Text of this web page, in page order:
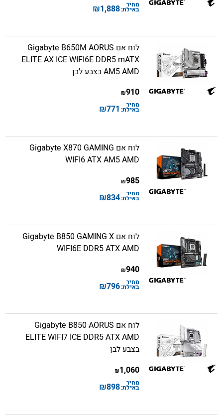
מחיר
באילת:1,888
₪
לוח אם Gigabyte B650M AORUS
ELITE AX ICE WIFI6E DDR5 mATX
AM5 AMD בצבע לבן
910
₪
מחיר
באילת: 771
₪
לוח אם Gigabyte X870 GAMING
WIFI6 ATX AM5 AMD
985
₪
מחיר
באילת:834
₪
לוח אם Gigabyte B850 GAMING X
WIFI6E DDR5 ATX AMD
940
₪
מחיר
באילת:796
₪
לוח אם Gigabyte B850 AORUS
ELITE WIFI7 ICE DDR5 ATX AMD
בצבע לבן
1,060
₪
מחיר
באילת:898
₪